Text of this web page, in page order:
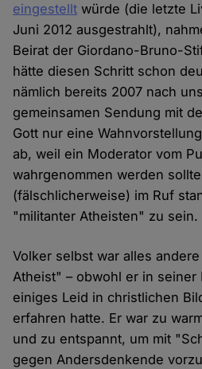
eingestellt würde (die letzte
Juni 2012 ausgestrahlt),
Beirat der Giordano-Bruno-
hätte diesen Schritt schon
nämlich bereits 2007 nach
gemeinsamen Sendung mit
Gott nur eine
ab, weil ein Moderator vom
wahrgenommen werden
(fälschlicherweise) im Ruf
"militanter Atheisten" zu sein.
Volker selbst war alles
Atheist" – obwohl er in seiner
einiges Leid in christlichen
erfahren hatte. Er war zu
und zu entspannt, um mit
gegen Andersdenkende